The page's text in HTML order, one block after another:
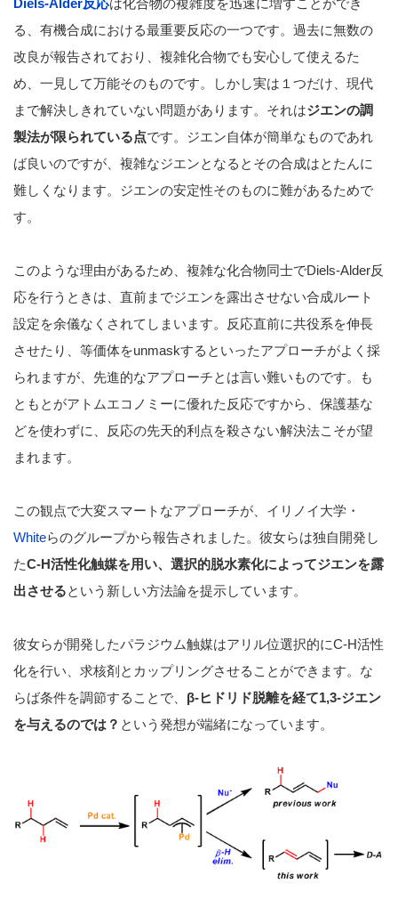
Diels-Alder反応は化合物の複雑度を迅速に増すことができ
る、有機合成における最重要反応の一つです。過去に無数の
改良が報告されており、複雑化合物でも安心して使えるた
め、一見して万能そのものです。しかし実は１つだけ、現代
まで解決しきれていない問題があります。それはジエンの調
製法が限られている点です。ジエン自体が簡単なものであれ
ば良いのですが、複雑なジエンとなるとその合成はとたんに
難しくなります。ジエンの安定性そのものに難があるためで
す。
このような理由があるため、複雑な化合物同士でDiels-Alder反
応を行うときは、 直前までジエンを露出させない合成ルート
設定を余儀なくされてしまいます。反応直前に共役系を伸長
させたり、等価体をunmaskするといったアプローチがよく採
られますが、先進的なアプローチとは言い難いものです。も
ともとがアトムエコノミーに優れた反応ですから、保護基な
どを使わずに、反応の先天的利点を殺さない解決法こそが望
まれます。
この観点で大変スマートなアプローチが、イリノイ大学・
Whiteらのグループから報告されました。彼女らは独自開発し
たC-H活性化触媒を用い、選択的脱水素化によってジエンを露
出させるという新しい方法論を提示しています。
彼女らが開発したパラジウム触媒はアリル位選択的にC-H活性
化を行い、求核剤とカップリングさせることができます。な
らば条件を調節することで、 β-ヒドリド脱離を経て1,3-ジエン
を与えるのでは？ という発想が端緒になっています。